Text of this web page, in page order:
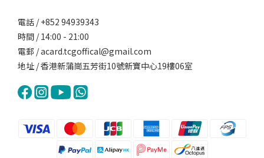
電話 / +852 94939343
時間 / 14:00 - 21:00
電郵 / acard.tcgoffical@gmail.com
地址 / 香港新蒲崗五芳街10號新寶中心19樓06室